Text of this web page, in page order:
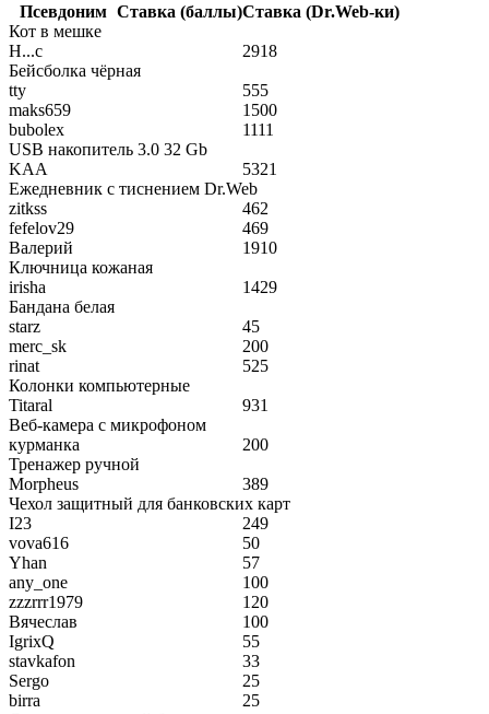
Псевдоним Ставка (баллы)Ставка (Dr.Web-ки)
Кот в мешке
Н...с
2918
Бейсболка чёрная
tty
555
maks659
1500
bubolex
1111
USB накопитель 3.0 32 Gb
KAA
5321
Ежедневник с тиснением Dr.Web
zitkss
462
fefelov29
469
Валерий
1910
Ключница кожаная
irisha
1429
Бандана белая
starz
45
merc_sk
200
rinat
525
Колонки компьютерные
Titaral
931
Веб-камера с микрофоном
курманка
200
Тренажер ручной
Morpheus
389
Чехол защитный для банковских карт
I23
249
vova616
50
Yhan
57
any_one
100
zzzrrr1979
120
Вячеслав
100
IgrixQ
55
stavkafon
33
Sergo
25
birra
25